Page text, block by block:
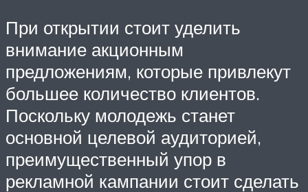
При открытии стоит уделить
внимание акционным
предложениям, которые привлекут
большее количество клиентов.
Поскольку молодежь станет
основной целевой аудиторией,
преимущественный упор в
рекламной кампании стоит сделать